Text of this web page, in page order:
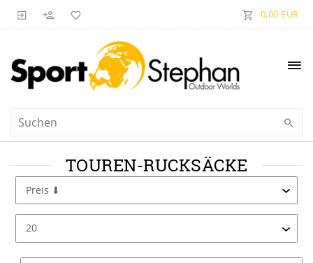
0,00 EUR
TOUREN-RUCKSÄCKE